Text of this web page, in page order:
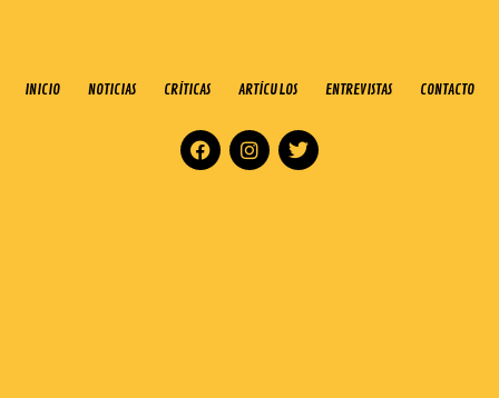
INICIO NOTICIAS CRÍTICAS ARTÍCULOS ENTREVISTAS CONTACTO